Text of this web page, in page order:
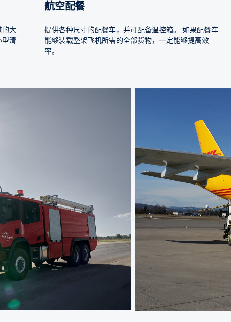
的大
型清
航空配餐
提供各种尺寸的配餐车，并可配备温控箱。 如果配餐车
能够装载整架飞机所需的全部货物，一定能够提高效
率。